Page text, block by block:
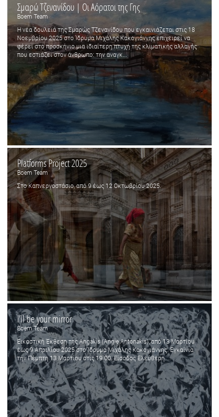
Σμαρώ Τζενανίδου | Οι Αόρατοι της Γης
Boem Team
Η νέα δουλειά της Σμαρώς Τζενανίδου που εγκαινιάζεται στις 18
Νοεμβρίου 2025 στο Ίδρυμα Μιχάλης Κακογιάννης επιχειρεί να
φέρει στο προσκήνιο μια ιδιαίτερη πτυχή της κλιματικής αλλαγής
που εστιάζει στον άνθρωπο: την αναγκ...
Platforms Project 2025
Boem Team
Στο Καπνεργοστάσιο, από 9 έως 12 Οκτωβρίου 2025.
I’ll be your mirror
Boem Team
Εικαστική Έκθεση της Angakis (Angie Antonakis), από 13 Μαρτίου
έως 9 Απριλίου 2025 στο Ίδρυμα Μιχάλης Κακογιάννης. Εγκαίνια
την Πέμπτη 13 Μαρτίου στις 19.00. Είσοδος Ελεύθερη....